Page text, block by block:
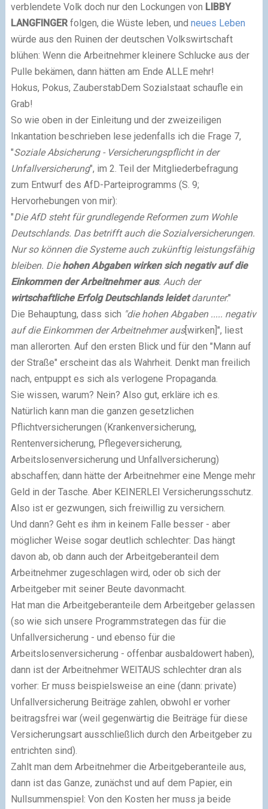
verblendete Volk doch nur den Lockungen von LIBBY
LANGFINGER folgen, die Wüste leben, und neues Leben
würde aus den Ruinen der deutschen Volkswirtschaft
blühen: Wenn die Arbeitnehmer kleinere Schlucke aus der
Pulle bekämen, dann hätten am Ende ALLE mehr!
Hokus, Pokus, ZauberstabDem Sozialstaat schaufle ein
Grab!
So wie oben in der Einleitung und der zweizeiligen
Inkantation beschrieben lese jedenfalls ich die Frage 7,
"Soziale Absicherung - Versicherungspflicht in der
Unfallversicherung", im 2. Teil der Mitgliederbefragung
zum Entwurf des AfD-Parteiprogramms (S. 9;
Hervorhebungen von mir):
"Die AfD steht für grundlegende Reformen zum Wohle
Deutschlands. Das betrifft auch die Sozialversicherungen.
Nur so können die Systeme auch zukünftig leistungsfähig
bleiben. Diehohen Abgaben wirken sich negativ auf die
Einkommen der Arbeitnehmer aus. Auch der
wirtschaftliche Erfolg Deutschlands leidetdarunter."
Die Behauptung, dass sich "die hohen Abgaben ..... negativ
auf die Einkommen der Arbeitnehmer aus[wirken]", liest
man allerorten. Auf den ersten Blick und für den "Mann auf
der Straße" erscheint das als Wahrheit. Denkt man freilich
nach, entpuppt es sich als verlogene Propaganda.
Sie wissen, warum? Nein? Also gut, erkläre ich es.
Natürlich kann man die ganzen gesetzlichen
Pflichtversicherungen (Krankenversicherung,
Rentenversicherung, Pflegeversicherung,
Arbeitslosenversicherung und Unfallversicherung)
abschaffen; dann hätte der Arbeitnehmer eine Menge mehr
Geld in der Tasche. Aber KEINERLEI Versicherungsschutz.
Also ist er gezwungen, sich freiwillig zu versichern.
Und dann? Geht es ihm in keinem Falle besser - aber
möglicher Weise sogar deutlich schlechter: Das hängt
davon ab, ob dann auch der Arbeitgeberanteil dem
Arbeitnehmer zugeschlagen wird, oder ob sich der
Arbeitgeber mit seiner Beute davonmacht.
Hat man die Arbeitgeberanteile dem Arbeitgeber gelassen
(so wie sich unsere Programmstrategen das für die
Unfallversicherung - und ebenso für die
Arbeitslosenversicherung - offenbar ausbaldowert haben),
dann ist der Arbeitnehmer WEITAUS schlechter dran als
vorher: Er muss beispielsweise an eine (dann: private)
Unfallversicherung Beiträge zahlen, obwohl er vorher
beitragsfrei war (weil gegenwärtig die Beiträge für diese
Versicherungsart ausschließlich durch den Arbeitgeber zu
entrichten sind).
Zahlt man dem Arbeitnehmer die Arbeitgeberanteile aus,
dann ist das Ganze, zunächst und auf dem Papier, ein
Nullsummenspiel: Von den Kosten her muss ja beide